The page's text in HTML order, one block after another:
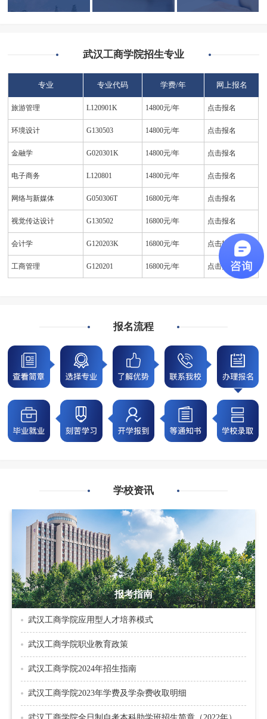
武汉工商学院招生专业
专业 专业代码 学费/年 网上报名
旅游管理 L120901K 14800元/年 点击报名
环境设计 G130503 14800元/年 点击报名
金融学 G020301K 14800元/年 点击报名
电子商务 L120801 14800元/年 点击报名
网络与新媒体 G050306T 16800元/年 点击报名
视觉传达设计 G130502 16800元/年 点击报名
会计学 G120203K 16800元/年 点击报名
工商管理 G120201 16800元/年 点击报名
报名流程
学校资讯
报考指南
武汉工商学院应用型人才培养模式
武汉工商学院职业教育政策
武汉工商学院2024年招生指南
武汉工商学院2023年学费及学杂费收取明细